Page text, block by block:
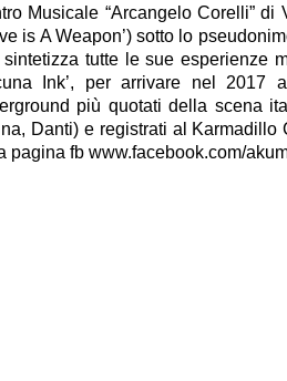
Musicale “Arcangelo Corelli”
is A Weapon’) sotto lo
tutte le sue esperienze
Ink’, per arrivare nel 2017
più quotati della scena
Danti) e registrati al
pagina fb www.facebook.com/